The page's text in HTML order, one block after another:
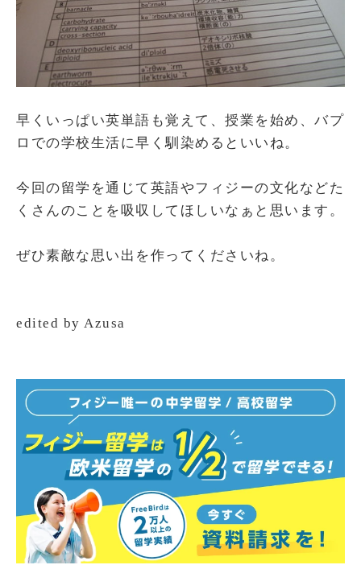
早くいっぱい英単語も覚えて、授業を始め、バプ
ロでの学校生活に早く馴染めるといいね。
今回の留学を通じて英語やフィジーの文化などた
くさんのことを吸収してほしいなぁと思います。
ぜひ素敵な思い出を作ってくださいね。
edited by Azusa